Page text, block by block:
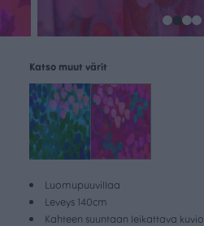
Luomupuuvillaa
Leveys 140cm
Kahteen suuntaan leikattava kuvio
Katso muut värit